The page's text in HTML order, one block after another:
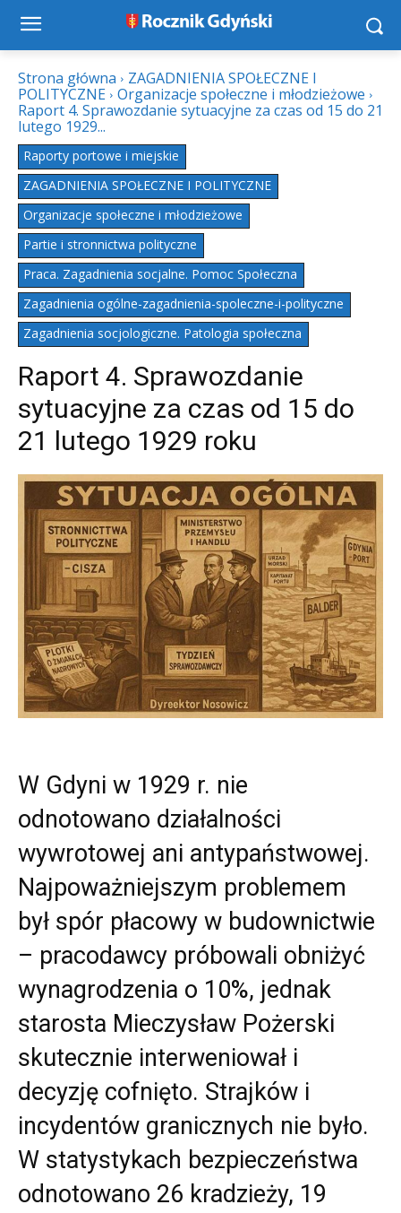
Strona główna
ZAGADNIENIA SPOŁECZNE I
POLITYCZNE Organizacje społeczne i młodzieżowe
Raport 4. Sprawozdanie sytuacyjne za czas od 15 do 21
lutego 1929...
Raporty portowe i miejskie
ZAGADNIENIA SPOŁECZNE I POLITYCZNE
Organizacje społeczne i młodzieżowe
Partie i stronnictwa polityczne
Praca. Zagadnienia socjalne. Pomoc Społeczna
Zagadnienia ogólne-zagadnienia-spoleczne-i-polityczne
Zagadnienia socjologiczne. Patologia społeczna
Raport 4. Sprawozdanie
sytuacyjne za czas od 15 do
21 lutego 1929 roku
W Gdyni w 1929 r. nie
odnotowano działalności
wywrotowej ani antypaństwowej.
Najpoważniejszym problemem
był spór płacowy w budownictwie
– pracodawcy próbowali obniżyć
wynagrodzenia o 10%, jednak
starosta Mieczysław Pożerski
skutecznie interweniował i
decyzję cofnięto. Strajków i
incydentów granicznych nie było.
W statystykach bezpieczeństwa
odnotowano 26 kradzieży, 19